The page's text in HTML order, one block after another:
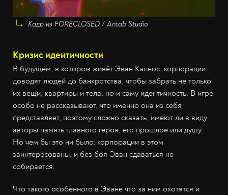
Кадр из FORECLOSED / Antab Studio
Кризис идентичности
В будущем, в котором живёт Эван Капнос, корпорации
доводят людей до банкротства, чтобы забрать не только
их вещи, квартиры и тела, но и саму идентичность. В игре
особо не рассказывают, что именно она из себя
представляет, поэтому сложно сказать, имеют ли в виду
авторы память главного героя, его прошлое или душу.
Но чем бы это ни было, корпорации в этом
заинтересованы, и без боя Эван сдаваться не
собирается.
Что такого особенного в Эване что за ним охотятся и